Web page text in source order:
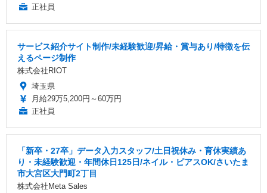
正社員
サービス紹介サイト制作/未経験歓迎/昇給・賞与あり/特徴を伝
えるページ制作
株式会社RIOT
埼玉県
月給29万5,200円～60万円
正社員
「新卒・27卒」データ入力スタッフ/土日祝休み・育休実績あ
り・未経験歓迎・年間休日125日/ネイル・ピアスOK/さいたま
市大宮区大門町2丁目
株式会社Meta Sales